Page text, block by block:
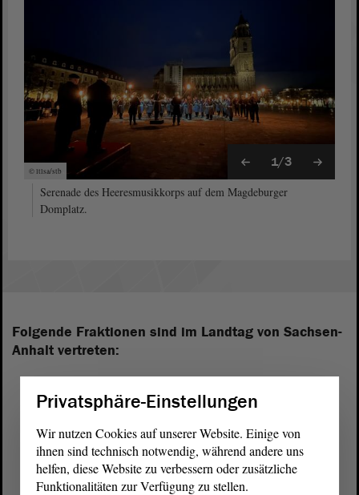
© ltlsa/stb
1/3
Serenade des Heeresmusikkorps auf dem Magdeburger
Domplatz.
Folgende Fraktionen sind im Landtag von Sachsen-
Anhalt vertreten:
Privatsphäre-Einstellungen
Wir nutzen Cookies auf unserer Website. Einige von
ihnen sind technisch notwendig, während andere uns
helfen, diese Website zu verbessern oder zusätzliche
Funktionalitäten zur Verfügung zu stellen.